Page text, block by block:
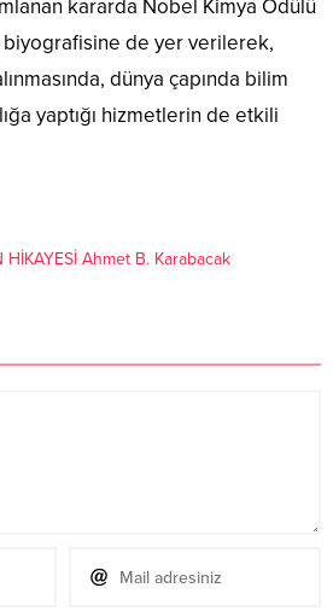
kararda Nobel Kimya Ödülü
biyografisine de yer verilerek,
dünya çapında bilim
yaptığı hizmetlerin de etkili